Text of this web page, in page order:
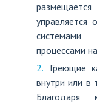
управляется
системами
процессами
Греющие
внутри или в
Благодаря